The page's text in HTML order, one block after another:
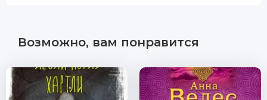
Возможно, вам понравится